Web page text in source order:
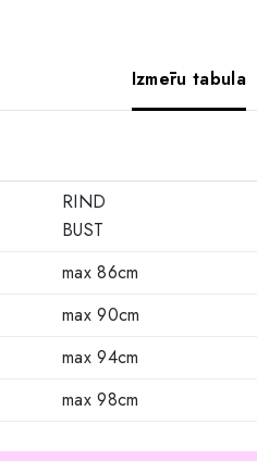
Izmēru tabula
RIND
BUST
max 86cm
max 90cm
max 94cm
max 98cm